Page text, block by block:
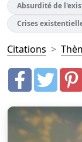
Absurdité de
Crises
Citations